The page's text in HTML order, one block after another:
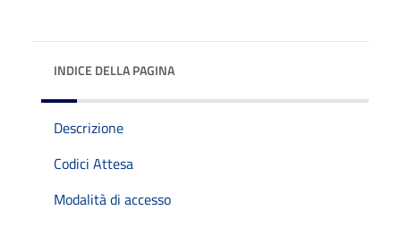
INDICE DELLA PAGINA
Descrizione
Codici Attesa
Modalità di accesso